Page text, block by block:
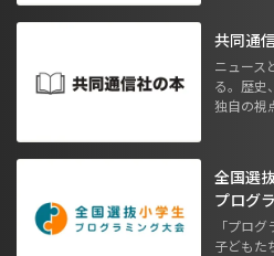
共同通
ニュース
る。歴史
独自の視
全国選
プログ
「プロ
子どもた